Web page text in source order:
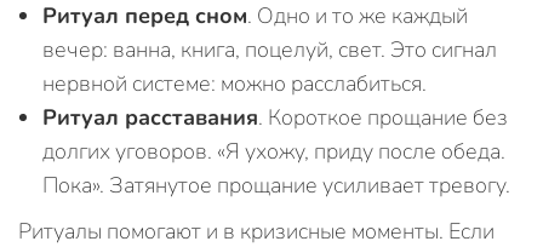
Ритуал перед сном. Одно и то же каждый
вечер: ванна, книга, поцелуй, свет. Это сигнал
нервной системе: можно расслабиться.
Ритуал расставания. Короткое прощание без
долгих уговоров. «Я ухожу, приду после обеда.
Пока». Затянутое прощание усиливает тревогу.
Ритуалы помогают и в кризисные моменты. Если